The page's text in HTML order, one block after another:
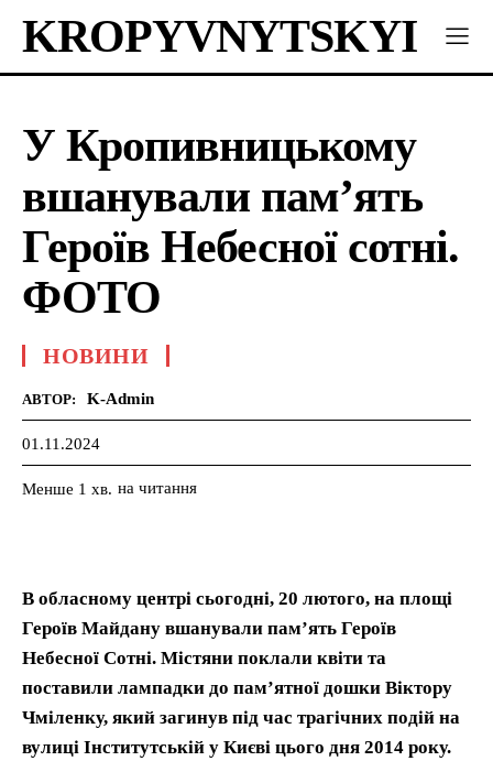
KROPYVNYTSKYI
У Кропивницькому
вшанували пам’ять
Героїв Небесної сотні.
ФОТО
НОВИНИ
АВТОР: K-Admin
01.11.2024
Менше 1 хв. на читання
В обласному центрі сьогодні, 20 лютого, на площі
Героїв Майдану вшанували пам’ять Героїв
Небесної Сотні. Містяни поклали квіти та
поставили лампадки до пам’ятної дошки Віктору
Чміленку, який загинув під час трагічних подій на
вулиці Інститутській у Києві цього дня 2014 року.